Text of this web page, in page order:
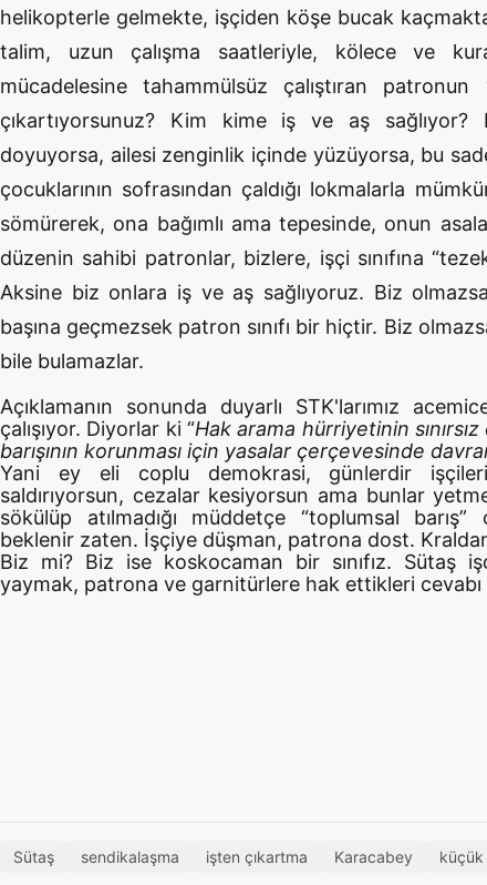
helikopterle gelmekte, işçiden köşe bucak
talim, uzun çalışma saatleriyle, kölece ve
mücadelesine tahammülsüz çalıştıran patronun
çıkartıyorsunuz? Kim kime iş ve aş sağlıyor?
doyuyorsa, ailesi zenginlik içinde yüzüyorsa, bu
çocuklarının sofrasından çaldığı lokmalarla
sömürerek, ona bağımlı ama tepesinde, onun
düzenin sahibi patronlar, bizlere, işçi sınıfına
Aksine biz onlara iş ve aş sağlıyoruz. Biz
başına geçmezsek patron sınıfı bir hiçtir. Biz
bile bulamazlar.
Açıklamanın sonunda duyarlı STK'larımız
çalışıyor. Diyorlar ki “Hak arama hürriyetinin
barışının korunması için yasalar çerçevesinde
Yani ey eli coplu demokrasi, günlerdir
saldırıyorsun, cezalar kesiyorsun ama bunlar
sökülüp atılmadığı müddetçe “toplumsal
beklenir zaten. İşçiye düşman, patrona dost.
Biz mi? Biz ise koskocaman bir sınıfız. Sütaş
yaymak, patrona ve garnitürlere hak ettikleri
Sütaş sendikalaşma işten çıkartma Karacabey